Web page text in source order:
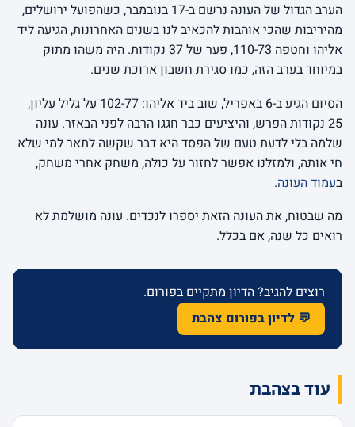
הערב הגדול של העונה נרשם ב-17 בנובמבר, כשהפועל ירושלים,
מהיריבות שהכי אוהבות להכאיב לנו בשנים האחרונות, הגיעה ליד
אליהו וחטפה 110-73, פער של 37 נקודות. היה משהו מתוק
במיוחד בערב הזה, כמו סגירת חשבון ארוכת שנים.
הסיום הגיע ב-6 באפריל, שוב ביד אליהו: 102-77 על גליל עליון,
25 נקודות הפרש, והיציעים כבר חגגו הרבה לפני הבאזר. עונה
שלמה בלי לדעת טעם של הפסד היא דבר שקשה לתאר למי שלא
חי אותה, ולמזלנו אפשר לחזור על כולה, משחק אחרי משחק,
בעמוד העונה.
מה שבטוח, את העונה הזאת יספרו לנכדים. עונה מושלמת לא
רואים כל שנה, אם בכלל.
רוצים להגיב? הדיון מתקיים בפורום.
💬 לדיון בפורום צהבת
עוד בצהבת